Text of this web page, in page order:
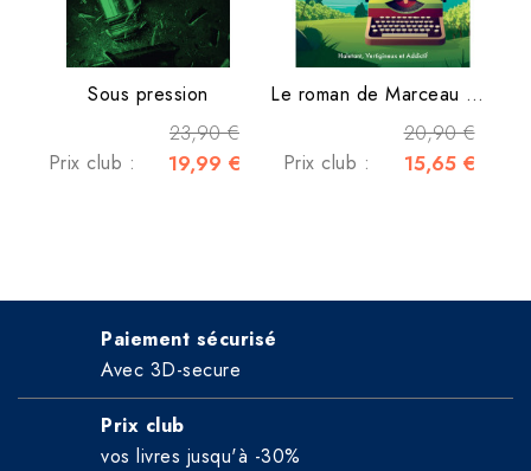
Sous pression
23,90 €
Prix club : 19,99 €
Le roman de Marceau Miller
20,90 €
Prix club : 15,65 €
Paiement sécurisé
Avec 3D-secure
Prix club
vos livres jusqu'à -30%